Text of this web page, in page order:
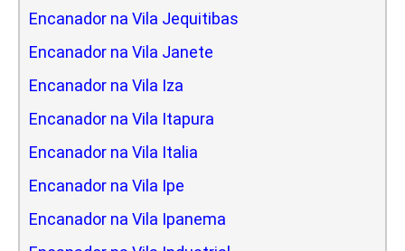
Encanador na Vila Jequitibas
Encanador na Vila Janete
Encanador na Vila Iza
Encanador na Vila Itapura
Encanador na Vila Italia
Encanador na Vila Ipe
Encanador na Vila Ipanema